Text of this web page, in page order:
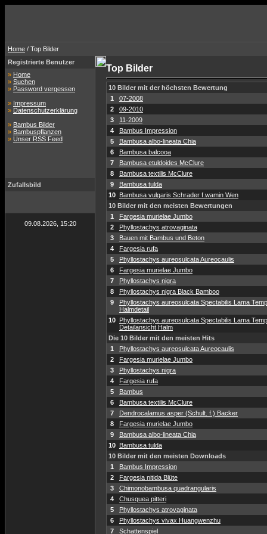
Home / Top Bilder
Registrierte Benutzer
» Home
» Suchen
» Password vergessen
» Impressum
» Datenschutzerklärung
» Bambus Bilder
» Bambuspflanzen
» Unser RSS Feed
Zufallsbild
09.08.2026, 15:20
Top Bilder
10 Bilder mit der höchsten Bewertung
1
07-2008
2
09-2010
3
11-2009
4
Bambus Impression
5
Bambusa albo-lineata Chia
6
Bambusa balcooa
7
Bambusa etuldoides McClure
8
Bambusa textilis McClure
9
Bambusa tulda
10 Bambusa vulgaris Schrader f.wamin Wen
10 Bilder mit den meisten Bewertungen
1
Fargesia murielae Jumbo
2
Phyllostachys atrovaginata
3
Bauen mit Bambus und Beton
4
Fargesia rufa
5
Phyllostachys aureosulcata Aureocaulis
6
Fargesia murielae Jumbo
7
Phyllostachys nigra
8
Phyllostachys nigra Black Bamboo
9
Phyllostachys aureosulcata Spectabilis Lama
Halmdetail
10 Phyllostachys aureosulcata Spectabilis Lama
Detailansicht Halm
Die 10 Bilder mit den meisten Hits
1
Phyllostachys aureosulcata Aureocaulis
2
Fargesia murielae Jumbo
3
Phyllostachys nigra
4
Fargesia rufa
5
Bambus
6
Bambusa textilis McClure
7
Dendrocalamus asper (Schult. f.) Backer
8
Fargesia murielae Jumbo
9
Bambusa albo-lineata Chia
10 Bambusa tulda
10 Bilder mit den meisten Downloads
1
Bambus Impression
2
Fargesia nitida Blüte
3
Chimonobambusa quadrangularis
4
Chusquea pitteri
5
Phyllostachys atrovaginata
6
Phyllostachys vivax Huangwenzhu
7
Schattenspiel